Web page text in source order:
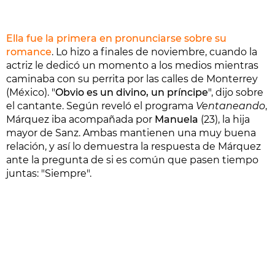
Ella fue la primera en pronunciarse sobre su
romance. Lo hizo a finales de noviembre, cuando la
actriz le dedicó un momento a los medios mientras
caminaba con su perrita por las calles de Monterrey
(México). "Obvio es un divino, un príncipe", dijo sobre
el cantante. Según reveló el programa Ventaneando,
Márquez iba acompañada por Manuela (23), la hija
mayor de Sanz. Ambas mantienen una muy buena
relación, y así lo demuestra la respuesta de Márquez
ante la pregunta de si es común que pasen tiempo
juntas: "Siempre".